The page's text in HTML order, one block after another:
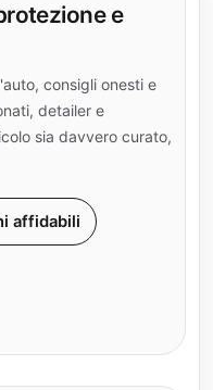
e
consigli onesti e
detailer e
sia davvero curato,
affidabili